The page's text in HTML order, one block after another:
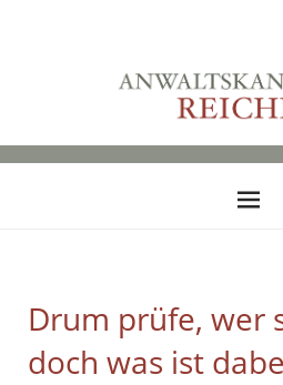
Drum prüfe, wer
doch was ist